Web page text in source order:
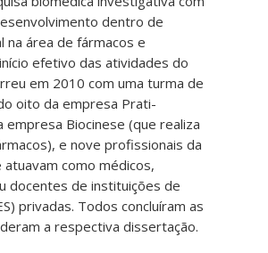
dentro de
na área de fármacos e
efetivo das atividades do
em 2010 com uma turma de
oito da empresa Prati-
empresa Biocinese (que realiza
e nove profissionais da
como médicos,
docentes de instituições de
privadas. Todos concluíram as
a respectiva dissertação.